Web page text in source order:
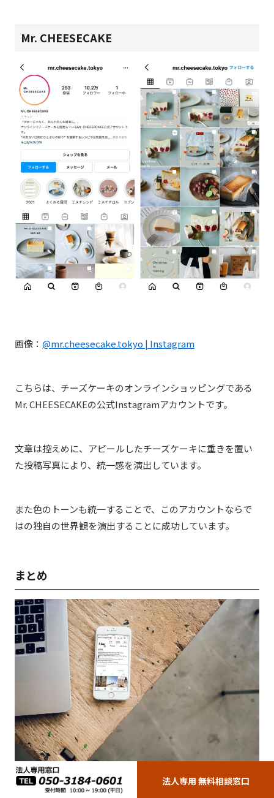
Mr. CHEESECAKE
画像： @mr.cheesecake.tokyo | Instagram
こちらは、チーズケーキのオンラインショッピングである
Mr. CHEESECAKEの公式Instagramアカウントです。
文章は控えめに、アピールしたチーズケーキに重きを置い
た投稿写真により、統一感を演出しています。
また色のトーンも統一することで、このアカウントならで
はの独自の世界観を演出することに成功しています。
まとめ
法人専用 無料相談窓口